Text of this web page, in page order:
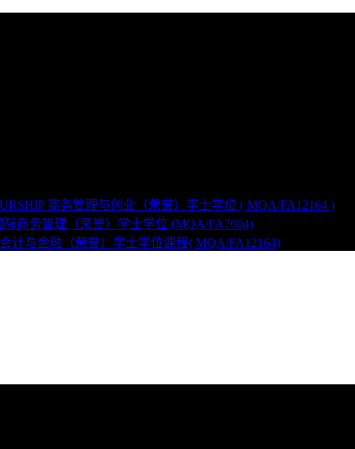
商务管理与创业（荣誉）学士学位 ( MQA/FA12164 )
商务管理（荣誉）学士学位 (MQA/FA7604)
计与金融（荣誉）学士学位课程( MQA/FA12164)